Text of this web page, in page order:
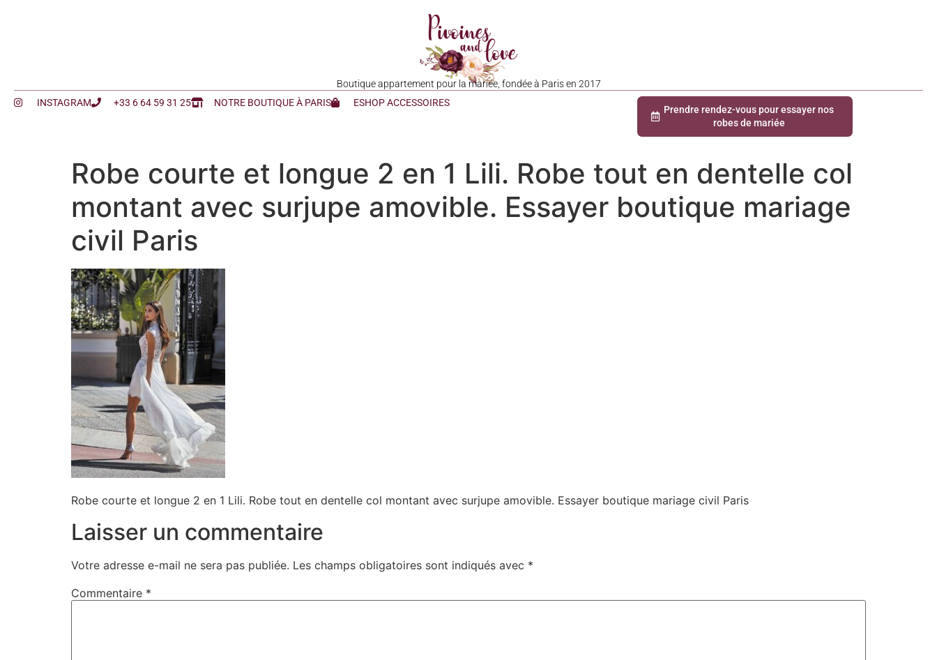
Boutique appartement pour la mariée, fondée à Paris en 2017
INSTAGRAM
+33 6 64 59 31 25 NOTRE BOUTIQUE À PARIS ESHOP ACCESSOIRES
Prendre rendez-vous pour essayer nos
robes de mariée
Robe courte et longue 2 en 1 Lili. Robe tout en dentelle col
montant avec surjupe amovible. Essayer boutique mariage
civil Paris
Robe courte et longue 2 en 1 Lili. Robe tout en dentelle col montant avec surjupe amovible. Essayer boutique mariage civil Paris
Laisser un commentaire
Votre adresse e-mail ne sera pas publiée. Les champs obligatoires sont indiqués avec *
Commentaire *